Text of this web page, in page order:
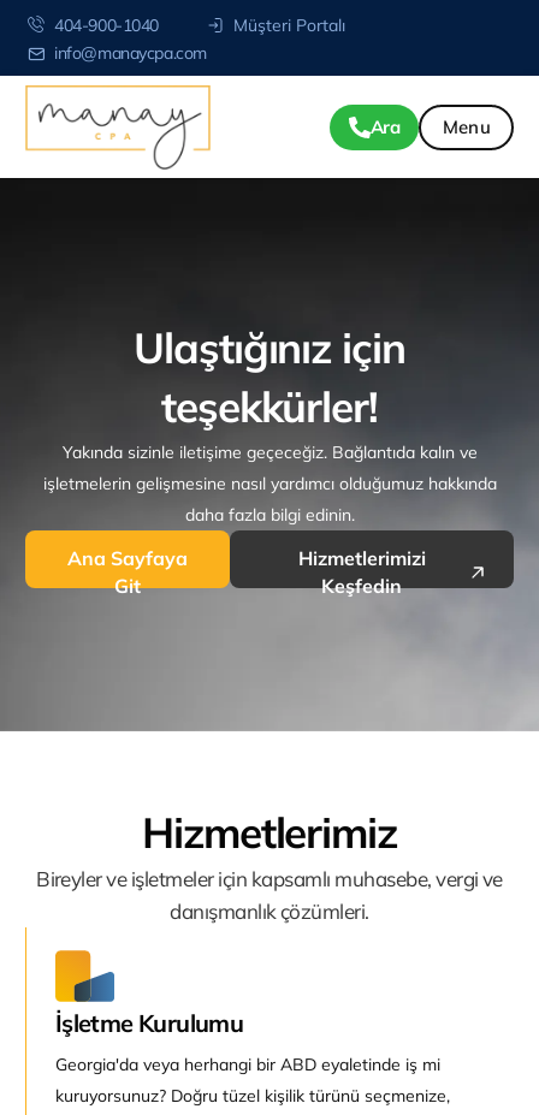
404-900-1040
info@manaycpa.com
Müşteri Portalı
Ara
Ulaştığınız için
teşekkürler!
Yakında sizinle iletişime geçeceğiz. Bağlantıda kalın ve
işletmelerin gelişmesine nasıl yardımcı olduğumuz hakkında
daha fazla bilgi edinin.
Ana Sayfaya
Git
Hizmetlerimizi
Keşfedin
Hizmetlerimiz
Bireyler ve işletmeler için kapsamlı muhasebe, vergi ve
danışmanlık çözümleri.
İşletme Kurulumu
Georgia'da veya herhangi bir ABD eyaletinde iş mi
kuruyorsunuz? Doğru tüzel kişilik türünü seçmenize,